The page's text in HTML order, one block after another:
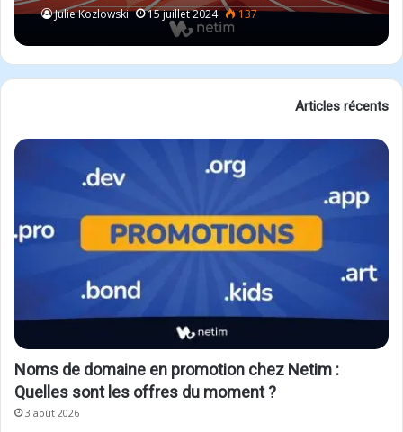
Julie Kozlowski 15 juillet 2024 137
Articles récents
Noms de domaine en promotion chez Netim :
Quelles sont les offres du moment ?
3 août 2026